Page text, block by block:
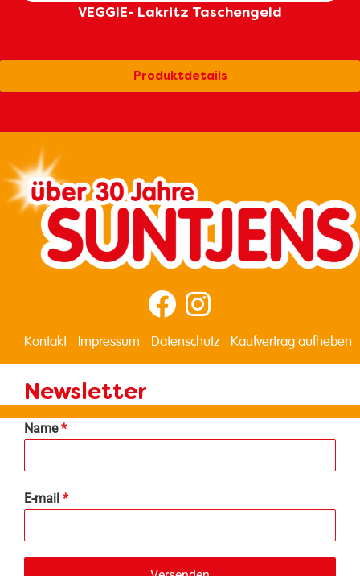
VEGGIE- Lakritz Taschengeld
Produktdetails
Newsletter
Name*
E-mail *
Kontakt Impressum Datenschutz Kaufvertrag aufheben